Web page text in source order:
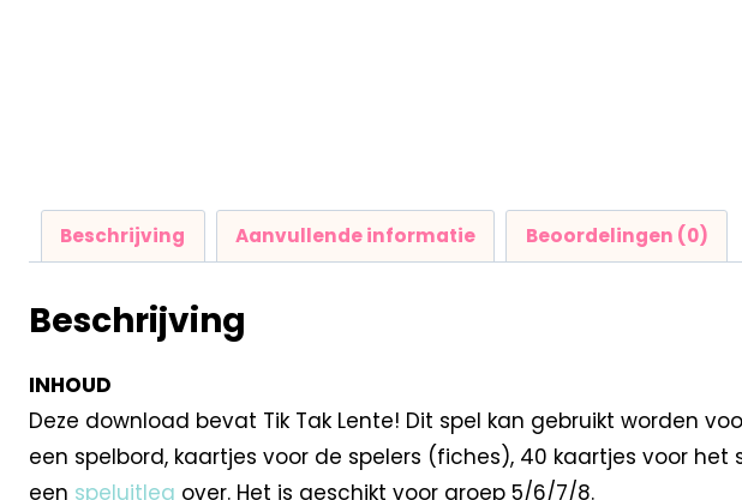
Beschrijving Aanvullende informatie Beoordelingen (0)
Beschrijving
INHOUD
Deze download bevat Tik Tak Lente! Dit spel kan gebruikt worden
een spelbord, kaartjes voor de spelers (fiches), 40 kaartjes voor
een speluitleg over. Het is geschikt voor groep 5/6/7/8.